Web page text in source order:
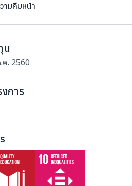
ามคืบหน้า
น
. 2560
การ